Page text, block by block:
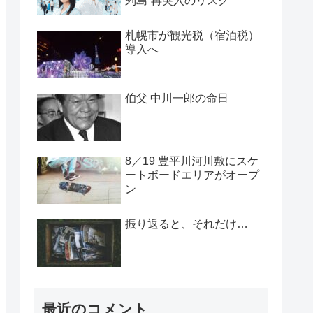
札幌市が観光税（宿泊税）
導入へ
伯父 中川一郎の命日
8／19 豊平川河川敷にスケ
ートボードエリアがオープ
ン
振り返ると、それだけ…
最近のコメント